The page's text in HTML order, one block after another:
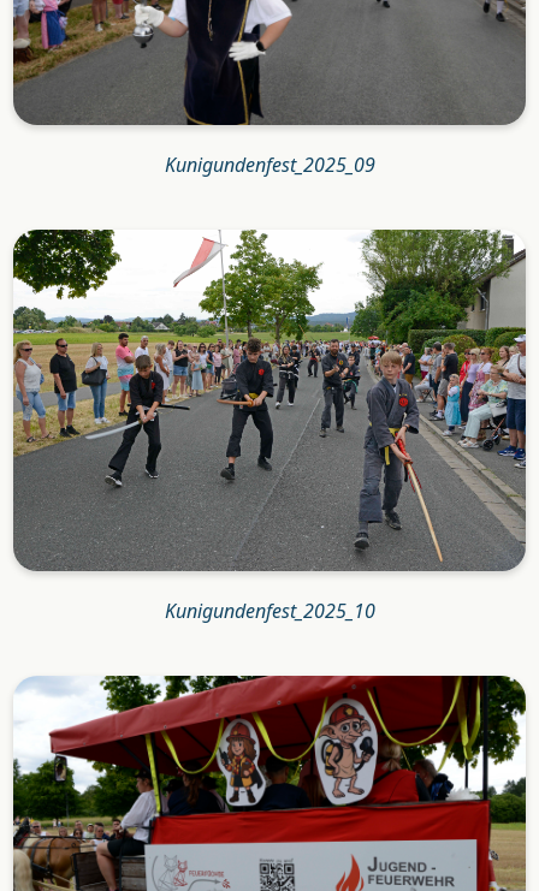
Kunigundenfest_2025_09
Kunigundenfest_2025_10